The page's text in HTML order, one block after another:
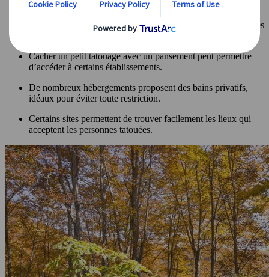
Les onsen traditionnels refusent souvent les personnes
tatouées, mais les sentō et les bains privés restent d’excellentes
Cacher un petit tatouage avec un pansement peut permettre
d’accéder à certains établissements.
De nombreux hébergements proposent des bains privatifs,
idéaux pour éviter toute restriction.
Certains sites permettent de trouver facilement les lieux qui
acceptent les personnes tatouées.